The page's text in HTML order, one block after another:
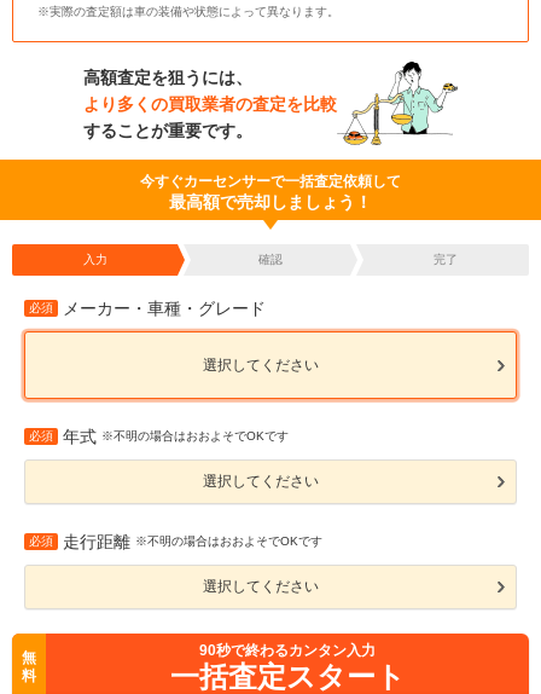
※実際の査定額は車の装備や状態によって異なります。
高額査定を狙うには、
より多くの買取業者の査定を比較
することが重要です。
今すぐカーセンサーで一括査定依頼して
最高額で売却しましょう！
入力 確認 完了
必須 メーカー・車種・グレード
選択してください
必須 年式 ※不明の場合はおおよそでOKです
選択してください
必須 走行距離 ※不明の場合はおおよそでOKです
選択してください
無
料
90秒で終わるカンタン入力
一括査定スタート